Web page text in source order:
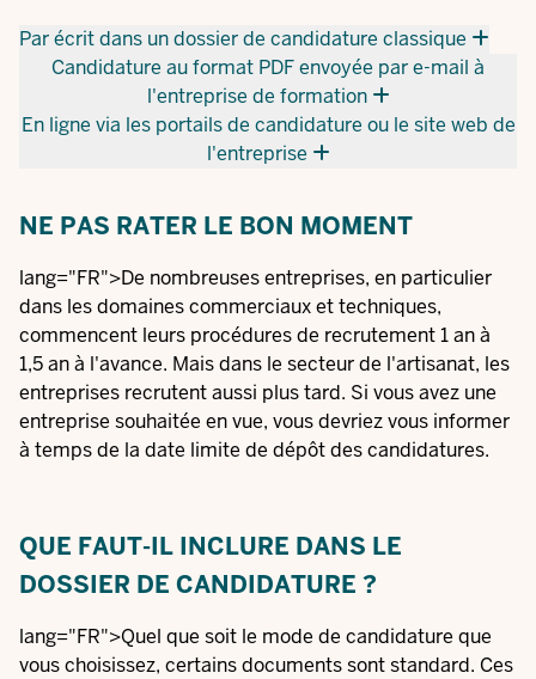
Par écrit dans un dossier de candidature classique
Candidature au format PDF envoyée par e-mail à
l'entreprise de formation
En ligne via les portails de candidature ou le site web de
l'entreprise
NE PAS RATER LE BON MOMENT
lang="FR">De nombreuses entreprises, en particulier
dans les domaines commerciaux et techniques,
commencent leurs procédures de recrutement 1 an à
1,5 an à l'avance. Mais dans le secteur de l'artisanat, les
entreprises recrutent aussi plus tard. Si vous avez une
entreprise souhaitée en vue, vous devriez vous informer
à temps de la date limite de dépôt des candidatures.
QUE FAUT-IL INCLURE DANS LE
DOSSIER DE CANDIDATURE ?
lang="FR">Quel que soit le mode de candidature que
vous choisissez, certains documents sont standard. Ces